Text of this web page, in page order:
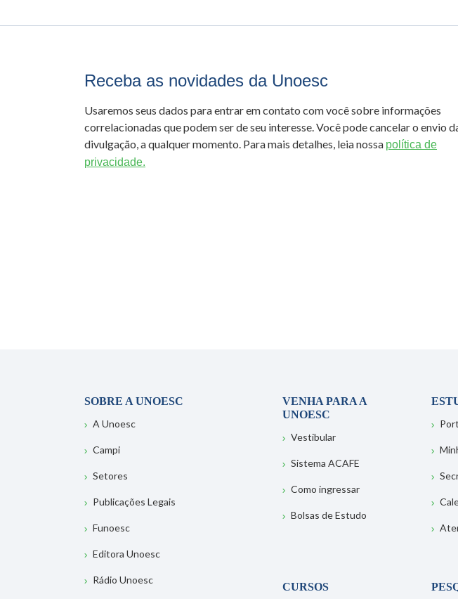
Receba as novidades da Unoesc
Usaremos seus dados para entrar em contato com você sobre informações
correlacionadas que podem ser de seu interesse. Você pode cancelar o envio
divulgação, a qualquer momento. Para mais detalhes, leia nossa política de
privacidade.
SOBRE A UNOESC
A Unoesc
Campi
Setores
Publicações Legais
Funoesc
Editora Unoesc
Rádio Unoesc
VENHA PARA A
UNOESC
Vestibular
Sistema ACAFE
Como ingressar
Bolsas de Estudo
CURSOS